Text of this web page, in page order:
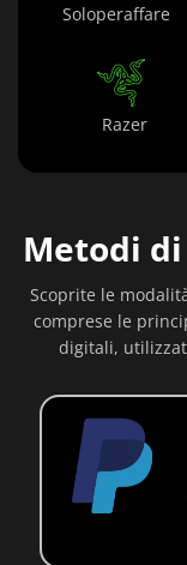
Soloperaffare
Razer
Metodi
Scoprite le
comprese le
digitali,